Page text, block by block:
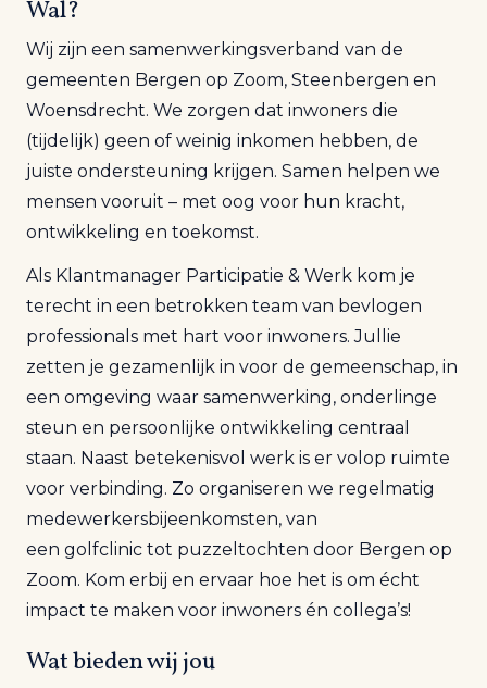
Wal?
Wij zijn een samenwerkingsverband van de
gemeenten Bergen op Zoom, Steenbergen en
Woensdrecht. We zorgen dat inwoners die
(tijdelijk) geen of weinig inkomen hebben, de
juiste ondersteuning krijgen. Samen helpen we
mensen vooruit – met oog voor hun kracht,
ontwikkeling en toekomst.
Als Klantmanager Participatie & Werk kom je
terecht in een betrokken team van bevlogen
professionals met hart voor inwoners. Jullie
zetten je gezamenlijk in voor de gemeenschap, in
een omgeving waar samenwerking, onderlinge
steun en persoonlijke ontwikkeling centraal
staan. Naast betekenisvol werk is er volop ruimte
voor verbinding. Zo organiseren we regelmatig
medewerkersbijeenkomsten, van
een golfclinic tot puzzeltochten door Bergen op
Zoom. Kom erbij en ervaar hoe het is om écht
impact te maken voor inwoners én collega’s!
Wat bieden wij jou